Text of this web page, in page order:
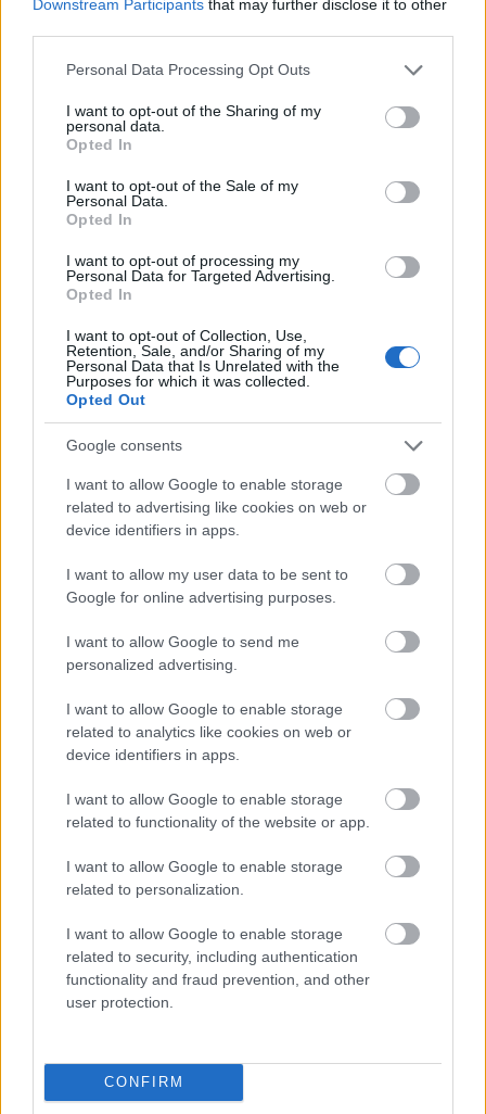
Downstream Participants that may further disclose it to other
Please note that this website/app uses one or more Google
not limited to your visit or usage behaviour. You may click to
grant or deny consent to Google and its third-party tags to
use your data for below specified purposes in below Google
consent section.
Personal Data Processing Opt Outs
I want to opt-out of the Sharing of my
personal data.
Opted In
I want to opt-out of the Sale of my
Personal Data.
Opted In
I want to opt-out of processing my
Personal Data for Targeted Advertising.
Opted In
I want to opt-out of Collection, Use,
Retention, Sale, and/or Sharing of my
Personal Data that Is Unrelated with the
Purposes for which it was collected.
Opted Out
Google consents
I want to allow Google to enable storage
related to advertising like cookies on web or
device identifiers in apps.
I want to allow my user data to be sent to
Google for online advertising purposes.
I want to allow Google to send me
personalized advertising.
I want to allow Google to enable storage
related to analytics like cookies on web or
device identifiers in apps.
I want to allow Google to enable storage
related to functionality of the website or app.
I want to allow Google to enable storage
related to personalization.
I want to allow Google to enable storage
related to security, including authentication
functionality and fraud prevention, and other
user protection.
CONFIRM
Citroent, mert nem lesz olyan autó, ami tetszene a
Ajánlott bejegyzések:
VAN BUSZOD? - Anyák napja helyett
Egy nehéz nap
Napi bölcsesség
Hardcore
3. Gokart maraton, ahogyan mi láttuk
Szólj hozzá!
A hozzászóláshoz be kell lépned!